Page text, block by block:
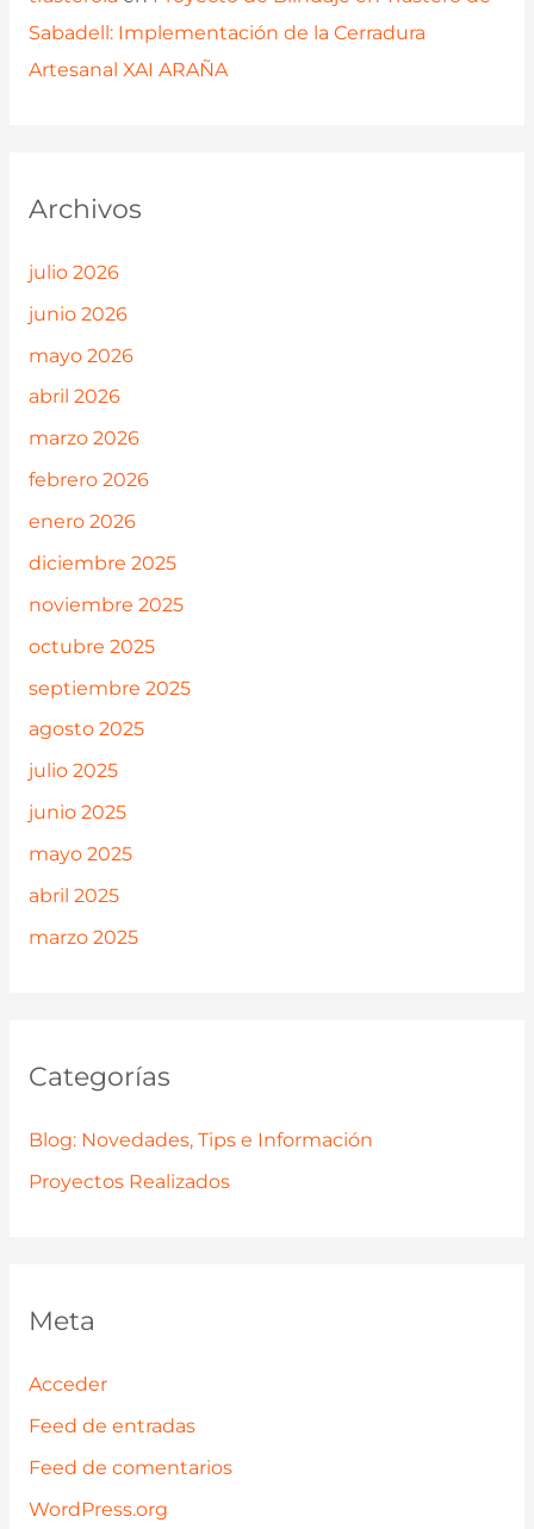
Sabadell: Implementación de la Cerradura
Artesanal XAI ARAÑA
Archivos
julio 2026
junio 2026
mayo 2026
abril 2026
marzo 2026
febrero 2026
enero 2026
diciembre 2025
noviembre 2025
octubre 2025
septiembre 2025
agosto 2025
julio 2025
junio 2025
mayo 2025
abril 2025
marzo 2025
Categorías
Blog: Novedades, Tips e Información
Proyectos Realizados
Meta
Acceder
Feed de entradas
Feed de comentarios
WordPress.org